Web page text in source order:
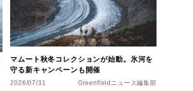
マムート秋冬コレクションが始動。氷河を
守る新キャンペーンも開催
2026/07/31 Greenfieldニュース編集部